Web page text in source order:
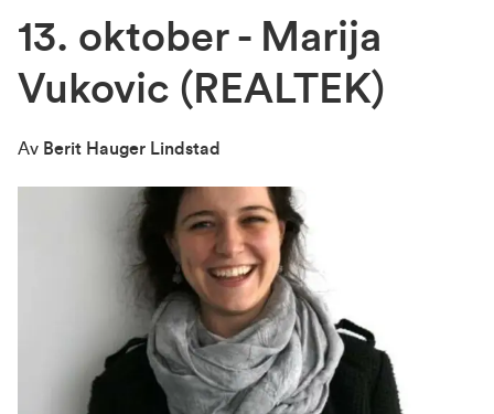
13. oktober - Marija
Vukovic (REALTEK)
Av Berit Hauger Lindstad